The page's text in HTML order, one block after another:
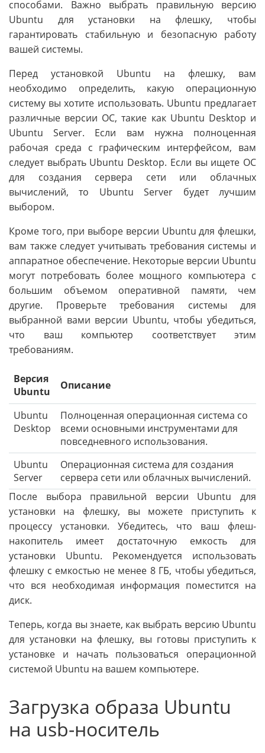
способами. Важно выбрать правильную версию
Ubuntu для установки на флешку, чтобы
гарантировать стабильную и безопасную работу
вашей системы.
Перед установкой Ubuntu на флешку, вам
необходимо определить, какую операционную
систему вы хотите использовать. Ubuntu предлагает
различные версии ОС, такие как Ubuntu Desktop и
Ubuntu Server. Если вам нужна полноценная
рабочая среда с графическим интерфейсом, вам
следует выбрать Ubuntu Desktop. Если вы ищете ОС
для создания сервера сети или облачных
вычислений, то Ubuntu Server будет лучшим
выбором.
Кроме того, при выборе версии Ubuntu для флешки,
вам также следует учитывать требования системы и
аппаратное обеспечение. Некоторые версии Ubuntu
могут потребовать более мощного компьютера с
большим объемом оперативной памяти, чем
другие. Проверьте требования системы для
выбранной вами версии Ubuntu, чтобы убедиться,
что ваш компьютер соответствует этим
требованиям.
Версия
Ubuntu
Описание
Ubuntu
Desktop
Полноценная операционная система со
всеми основными инструментами для
повседневного использования.
Ubuntu
Server
Операционная система для создания
сервера сети или облачных вычислений.
После выбора правильной версии Ubuntu для
установки на флешку, вы можете приступить к
процессу установки. Убедитесь, что ваш флеш-
накопитель имеет достаточную емкость для
установки Ubuntu. Рекомендуется использовать
флешку с емкостью не менее 8 ГБ, чтобы убедиться,
что вся необходимая информация поместится на
диск.
Теперь, когда вы знаете, как выбрать версию Ubuntu
для установки на флешку, вы готовы приступить к
установке и начать пользоваться операционной
системой Ubuntu на вашем компьютере.
Загрузка образа Ubuntu
на usb-носитель